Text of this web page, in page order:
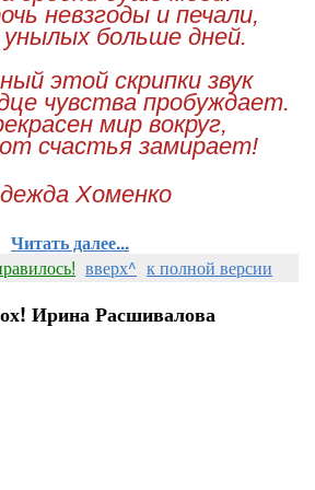
невзгоды и печали,
унылых больше дней.
этой скрипки звук
чувства пробуждает.
мир вокруг,
счастья замирает!
Хоменко
Читать далее...
вверх^ к полной версии
Ирина Расшивалова